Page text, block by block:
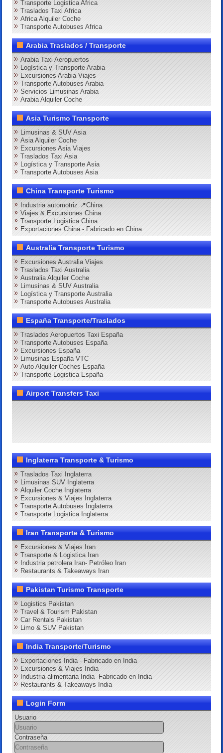
Transporte Logistica Africa
Traslados Taxi Africa
Africa Alquiler Coche
Transporte Autobuses Africa
Arabia Traslados / Transporte
Arabia Taxi Aeropuertos
Logística y Transporte Arabia
Excursiones Arabia Viajes
Transporte Autobuses Arabia
Servicios Limusinas Arabia
Arabia Alquiler Coche
Asia Turismo Transporte
Limusinas & SUV Asia
Asia Alquiler Coche
Excursiones Asia Viajes
Traslados Taxi Asia
Logística y Transporte Asia
Transporte Autobuses Asia
China Transporte Turismo
Industria automotriz 📍China
Viajes & Excursiones China
Transporte Logistica China
Exportaciones China - Fabricado en China
Australia Transporte Turismo
Excursiones Australia Viajes
Traslados Taxi Australia
Australia Alquiler Coche
Limusinas & SUV Australia
Logística y Transporte Australia
Transporte Autobuses Australia
España Transporte/Traslados
Traslados Aeropuertos Taxi España
Transporte Autobuses España
Excursiones España
Limusinas España VTC
Auto Alquiler Coches España
Transporte Logistica España
Airport Transfers Taxi
Inglaterra Transporte & Turismo
Traslados Taxi Inglaterra
Limusinas SUV Inglaterra
Alquiler Coche Inglaterra
Excursiones & Viajes Inglaterra
Transporte Autobuses Inglaterra
Transporte Logistica Inglaterra
Iran Transporte & Turismo
Excursiones & Viajes Iran
Transporte & Logistica Iran
Industria petrolera Iran- Petróleo Iran
Restaurants & Takeaways Iran
Pakistan Turismo Transporte
Logistics Pakistan
Travel & Tourism Pakistan
Car Rentals Pakistan
Limo & SUV Pakistan
India Transporte/Turismo
Exportaciones India - Fabricado en India
Excursiones & Viajes India
Industria alimentaria India -Fabricado en India
Restaurants & Takeaways India
Login Form
Usuario
Contraseña